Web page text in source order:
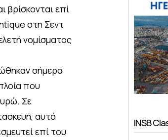
βρίσκονται επί
στη Σεντ
νομίσματος
σήμερα
που
Σε
αυτό
επί του
INSB